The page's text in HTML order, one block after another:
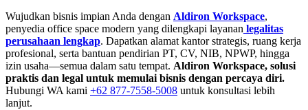
Wujudkan bisnis impian Anda dengan Aldiron Workspace,
penyedia office space modern yang dilengkapi layanan legalitas
perusahaan lengkap. Dapatkan alamat kantor strategis, ruang kerja
profesional, serta bantuan pendirian PT, CV, NIB, NPWP, hingga
izin usaha—semua dalam satu tempat. Aldiron Workspace, solusi
praktis dan legal untuk memulai bisnis dengan percaya diri.
Hubungi WA kami +62 877-7558-5008 untuk konsultasi lebih
lanjut.